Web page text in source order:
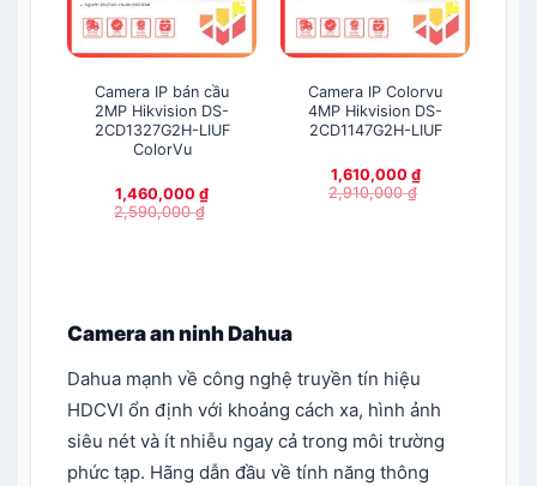
Camera IP bán cầu
2MP Hikvision DS-
2CD1327G2H-LIUF
ColorVu
1,460,000 ₫
2,590,000₫
Camera IP Colorvu
4MP Hikvision DS-
2CD1147G2H-LIUF
1,610,000 ₫
2,910,000₫
Camera an ninh Dahua
Dahua mạnh về công nghệ truyền tín hiệu
HDCVI ổn định với khoảng cách xa, hình ảnh
siêu nét và ít nhiễu ngay cả trong môi trường
phức tạp. Hãng dẫn đầu về tính năng thông